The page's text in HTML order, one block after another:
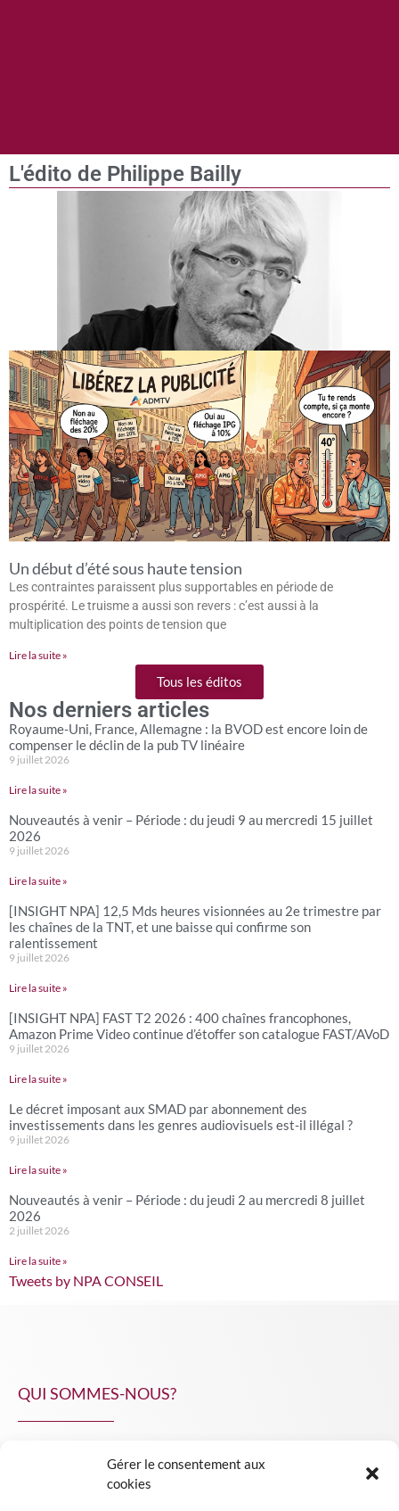
Gérer le consentement aux
cookies
L'édito de Philippe Bailly
Un début d’été sous haute tension
Les contraintes paraissent plus supportables en période de
prospérité. Le truisme a aussi son revers : c’est aussi à la
multiplication des points de tension que
Lire la suite »
Tous les éditos
Nos derniers articles
Royaume-Uni, France, Allemagne : la BVOD est encore loin de
compenser le déclin de la pub TV linéaire
9 juillet 2026
Lire la suite »
Nouveautés à venir – Période : du jeudi 9 au mercredi 15 juillet
2026
9 juillet 2026
Lire la suite »
[INSIGHT NPA] 12,5 Mds heures visionnées au 2e trimestre par
les chaînes de la TNT, et une baisse qui confirme son
ralentissement
9 juillet 2026
Lire la suite »
[INSIGHT NPA] FAST T2 2026 : 400 chaînes francophones,
Amazon Prime Video continue d’étoffer son catalogue FAST/AVoD
9 juillet 2026
Lire la suite »
Le décret imposant aux SMAD par abonnement des
investissements dans les genres audiovisuels est-il illégal ?
9 juillet 2026
Lire la suite »
Nouveautés à venir – Période : du jeudi 2 au mercredi 8 juillet
2026
2 juillet 2026
Lire la suite »
Tweets by NPA CONSEIL
QUI SOMMES-NOUS?